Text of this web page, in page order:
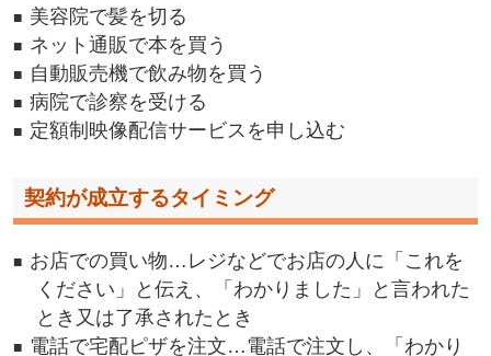
美容院で髪を切る
ネット通販で本を買う
自動販売機で飲み物を買う
病院で診察を受ける
定額制映像配信サービスを申し込む
契約が成立するタイミング
お店での買い物…レジなどでお店の人に「これを
ください」と伝え、「わかりました」と言われた
とき又は了承されたとき
電話で宅配ピザを注文…電話で注文し、「わかり